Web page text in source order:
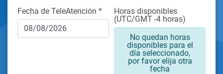
Fecha de TeleAtención *
Horas disponibles
(UTC/GMT -4 horas)
No quedan horas
disponibles para el
día seleccionado,
por favor elija otra
fecha